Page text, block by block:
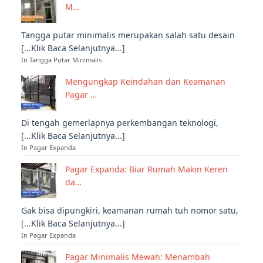
M…
Tangga putar minimalis merupakan salah satu desain
[...Klik Baca Selanjutnya...]
In Tangga Putar Minimalis
Mengungkap Keindahan dan Keamanan
Pagar …
Di tengah gemerlapnya perkembangan teknologi,
[...Klik Baca Selanjutnya...]
In Pagar Expanda
Pagar Expanda: Biar Rumah Makin Keren
da…
Gak bisa dipungkiri, keamanan rumah tuh nomor satu,
[...Klik Baca Selanjutnya...]
In Pagar Expanda
Pagar Minimalis Mewah: Menambah